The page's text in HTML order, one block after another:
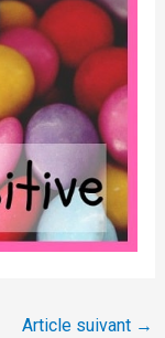
Article suivant →